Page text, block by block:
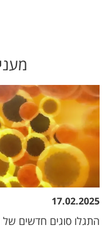
17.02.2025
התגלו סוגים חדשים